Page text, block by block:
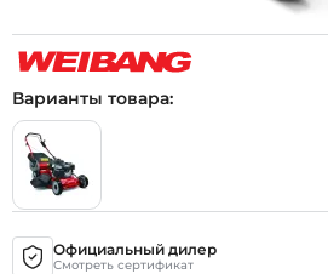
Варианты товара:
Официальный дилер
Смотреть сертификат